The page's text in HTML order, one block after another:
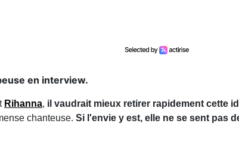
en interview.
Rihanna, il vaudrait mieux retirer rapidement cette
chanteuse. Si l'envie y est, elle ne se sent pas